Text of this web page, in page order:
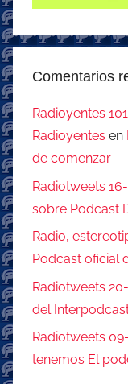
Comentarios
Radioyentes
Radioyentes en
de comenzar
Radiotweets
sobre Podcast
Radio,
Podcast oficial
Radiotweets
del
Radiotweets
tenemos El